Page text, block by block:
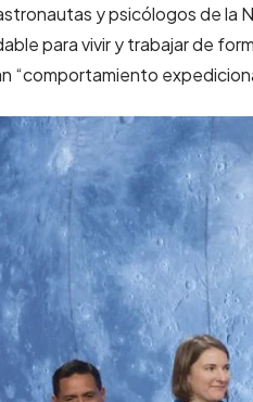
y psicólogos de la
paravivir y trabajar de
“comportamiento